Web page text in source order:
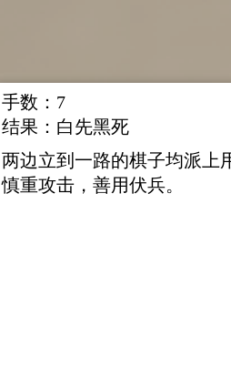
手数： 7
结果： 白先黑死
两边立到一路的棋子均派上
慎重攻击，善用伏兵。